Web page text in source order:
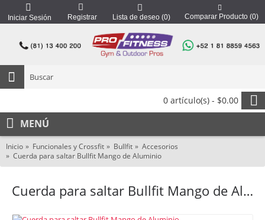
Iniciar Sesión Registrar Lista de deseo (0) Comparar Producto (0)
0 artículo(s) - $0.00
MENÚ
Inicio Funcionales y Crossfit Bullfit
Accesorios
Cuerda para saltar Bullfit Mango de Aluminio
Cuerda para saltar Bullfit Mango de Aluminio